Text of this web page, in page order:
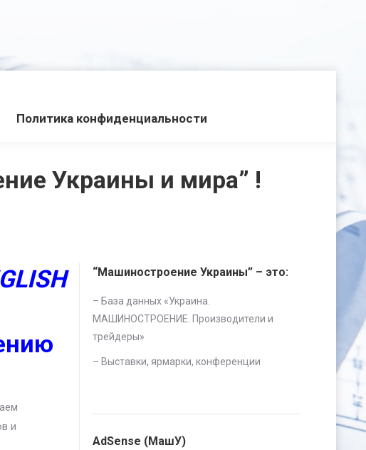
Политика конфиденциальности
Украины и мира” !
и
“Машиностроение Украины” – это:
– База данных «Украина.
МАШИНОСТРОЕНИЕ. Производители и
трейдеры»
– Выставки, ярмарки, конференции
AdSense (МашУ)